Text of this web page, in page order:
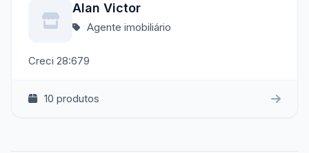
Alan Victor
Agente imobiliário
Creci 28:679
10 produtos